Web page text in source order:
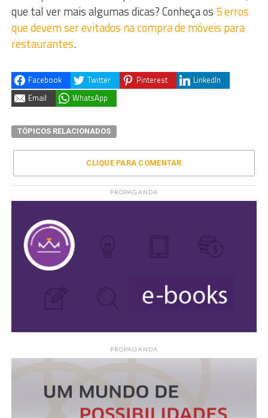
que tal ver mais algumas dicas? Conheça os 5 erros
que devem ser evitados na compra de móveis para
restaurantes.
Facebook Twitter Pinterest
LinkedIn
Email
WhatsApp
TÓPICOS RELACIONADOS
CLIQUE PARA COMENTAR
PROPAGANDA
PROPAGANDA